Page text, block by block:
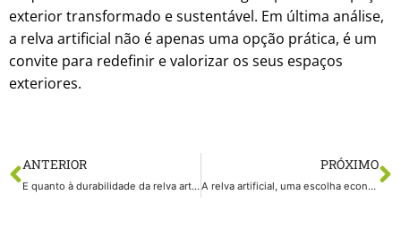
exterior transformado e sustentável. Em última análise,
a relva artificial não é apenas uma opção prática, é um
convite para redefinir e valorizar os seus espaços
exteriores.
ANTERIOR
E quanto à durabilidade da relva artificial?
PRÓXIMO
A relva artificial, uma escolha económica, ecológica e simplesmente magnífica